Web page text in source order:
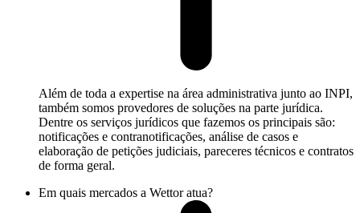
Além de toda a expertise na área administrativa junto ao INPI,
também somos provedores de soluções na parte jurídica.
Dentre os serviços jurídicos que fazemos os principais são:
notificações e contranotificações, análise de casos e
elaboração de petições judiciais, pareceres técnicos e contratos
de forma geral.
Em quais mercados a Wettor atua?